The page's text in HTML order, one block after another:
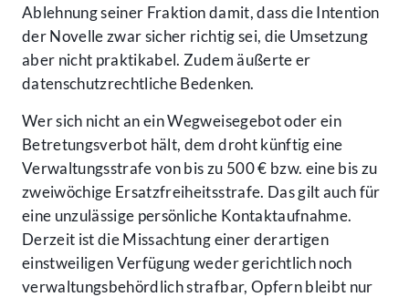
Ablehnung seiner Fraktion damit, dass die Intention
der Novelle zwar sicher richtig sei, die Umsetzung
aber nicht praktikabel. Zudem äußerte er
datenschutzrechtliche Bedenken.
Wer sich nicht an ein Wegweisegebot oder ein
Betretungsverbot hält, dem droht künftig eine
Verwaltungsstrafe von bis zu 500 € bzw. eine bis zu
zweiwöchige Ersatzfreiheitsstrafe. Das gilt auch für
eine unzulässige persönliche Kontaktaufnahme.
Derzeit ist die Missachtung einer derartigen
einstweiligen Verfügung weder gerichtlich noch
verwaltungsbehördlich strafbar, Opfern bleibt nur